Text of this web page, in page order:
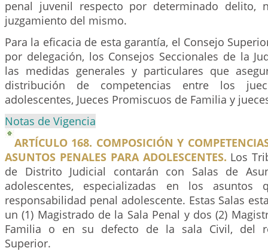
penal juvenil respecto por determinado delito,
juzgamiento del mismo.
Para la eficacia de esta garantía, el Consejo
por delegación, los Consejos Seccionales de la
las medidas generales y particulares que
distribución de competencias entre los
adolescentes, Jueces Promiscuos de Familia y
Notas de Vigencia
ARTÍCULO 168. COMPOSICIÓN Y
ASUNTOS PENALES PARA ADOLESCENTES. Los
de Distrito Judicial contarán con Salas de
adolescentes, especializadas en los asuntos
responsabilidad penal adolescente. Estas Salas
un (1) Magistrado de la Sala Penal y dos (2)
Familia o en su defecto de la sala Civil, del
Superior.